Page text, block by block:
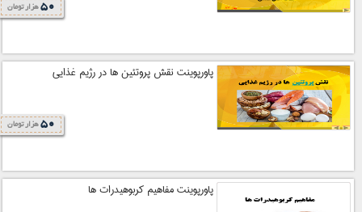
50 هزار تومان
پاورپوینت نقش پروتئین ها در رژیم غذایی
50 هزار تومان
پاورپوینت مفاهیم کربوهیدرات ها